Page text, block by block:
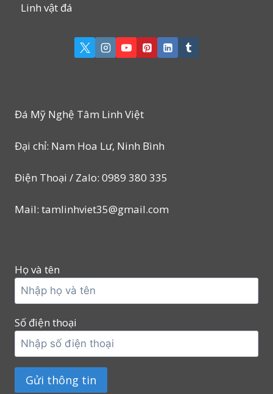
Linh vật đá
Đá Mỹ Nghệ Tâm Linh Việt
Đại chỉ: Nam Hoa Lư, Ninh Bình
Điện Thoại / Zalo: 0989 380 335
Mail: tamlinhviet35@gmail.com
Họ và tên
Số điện thoại